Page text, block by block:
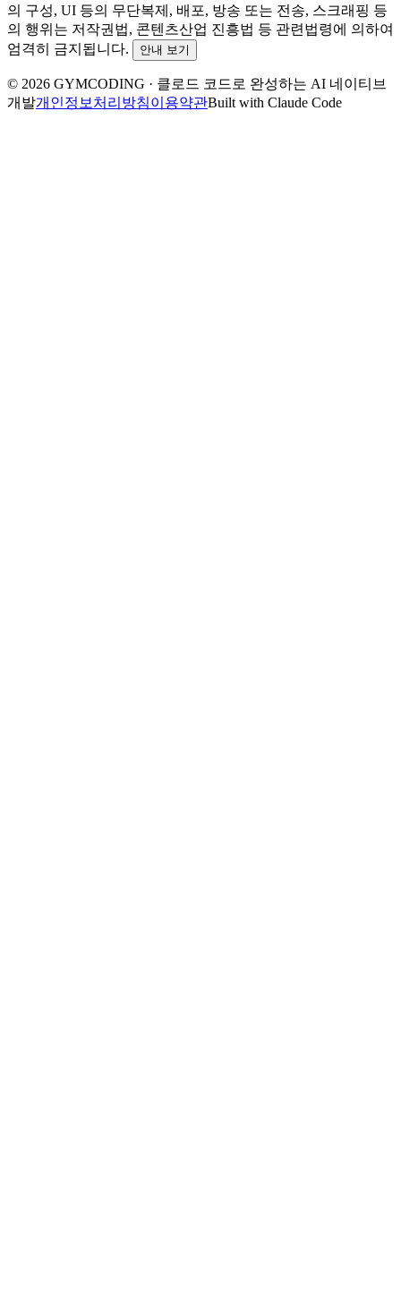
의 구성, UI 등의 무단복제, 배포, 방송 또는 전송, 스크래핑 등
의 행위는 저작권법, 콘텐츠산업 진흥법 등 관련법령에 의하여
엄격히 금지됩니다.
안내 보기
© 2026 GYMCODING · 클로드 코드로 완성하는 AI 네이티브
개발개인정보처리방침이용약관Built with Claude Code